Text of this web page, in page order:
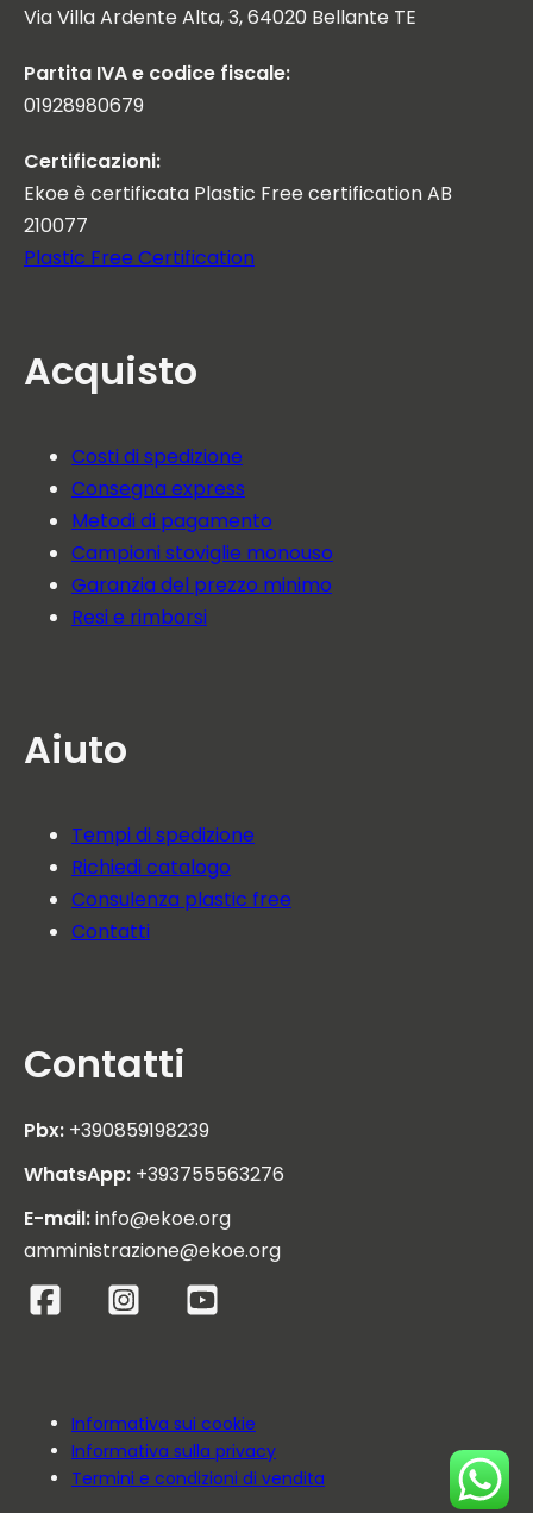
Via Villa Ardente Alta, 3, 64020 Bellante TE
Partita IVA e codice fiscale:
01928980679
Certificazioni:
Ekoe è certificata Plastic Free certification AB
210077
Plastic Free Certification
Acquisto
Costi di spedizione
Consegna express
Metodi di pagamento
Campioni stoviglie monouso
Garanzia del prezzo minimo
Resi e rimborsi
Aiuto
Tempi di spedizione
Richiedi catalogo
Consulenza plastic free
Contatti
Contatti
Pbx: +390859198239
WhatsApp: +393755563276
E-mail:info@ekoe.org
amministrazione@ekoe.org
Informativa sui cookie
Informativa sulla privacy
Termini e condizioni di vendita